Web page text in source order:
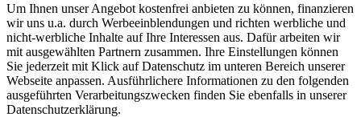
Um Ihnen unser Angebot kostenfrei anbieten zu können, finanzieren
wir uns u.a. durch Werbeeinblendungen und richten werbliche und
nicht-werbliche Inhalte auf Ihre Interessen aus. Dafür arbeiten wir
mit ausgewählten Partnern zusammen. Ihre Einstellungen können
Sie jederzeit mit Klick auf Datenschutz im unteren Bereich unserer
Webseite anpassen. Ausführlichere Informationen zu den folgenden
ausgeführten Verarbeitungszwecken finden Sie ebenfalls in unserer
Datenschutzerklärung.